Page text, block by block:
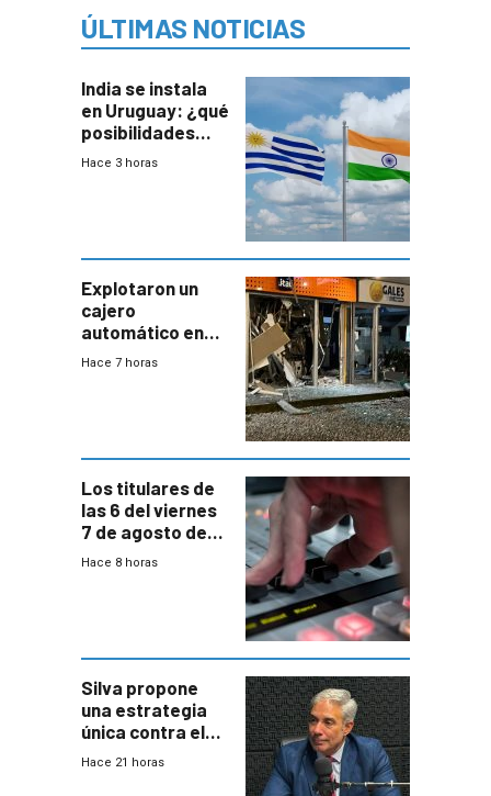
ÚLTIMAS NOTICIAS
India se instala
en Uruguay: ¿qué
posibilidades
genera este
Hace 3 horas
Explotaron un
cajero
automático en
Parque Miramar;
Hace 7 horas
Los titulares de
las 6 del viernes
7 de agosto de
2026
Hace 8 horas
Silva propone
una estrategia
única contra el
narcotráfico y
Hace 21 horas